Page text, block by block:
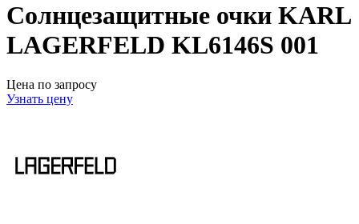
Солнцезащитные очки KARL
LAGERFELD KL6146S 001
Цена по запросу
Узнать цену